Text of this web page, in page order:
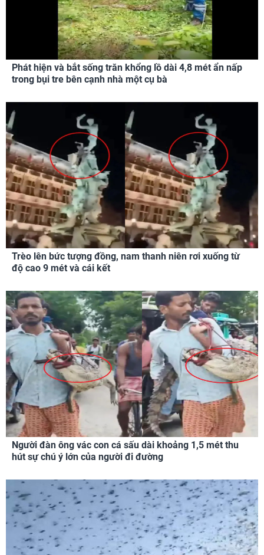
Phát hiện và bắt sống trăn khổng lồ dài 4,8 mét ẩn nấp
trong bụi tre bên cạnh nhà một cụ bà
Trèo lên bức tượng đồng, nam thanh niên rơi xuống từ
độ cao 9 mét và cái kết
Người đàn ông vác con cá sấu dài khoảng 1,5 mét thu
hút sự chú ý lớn của người đi đường